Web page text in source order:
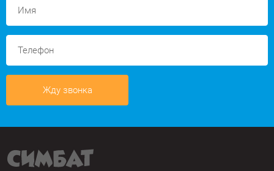
Жду звонка